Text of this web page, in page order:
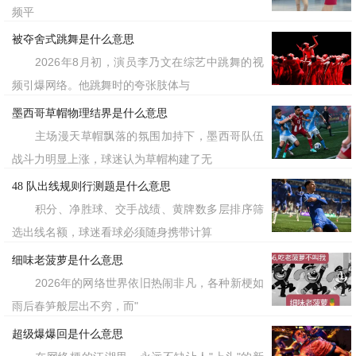
频平
被夺舍式跳舞是什么意思
2026年8月初，演员李乃文在综艺中跳舞的视
频引爆网络。他跳舞时的夸张肢体与
墨西哥草帽物理结界是什么意思
主场漫天草帽飘落的氛围加持下，墨西哥队伍
战斗力明显上涨，球迷认为草帽构建了无
48 队出线规则行测题是什么意思
积分、净胜球、交手战绩、黄牌数多层排序筛
选出线名额，球迷看球必须随身携带计算
细味老菠萝是什么意思
2026年的网络世界依旧热闹非凡，各种新梗如
雨后春笋般层出不穷，而"
超级爆爆回是什么意思